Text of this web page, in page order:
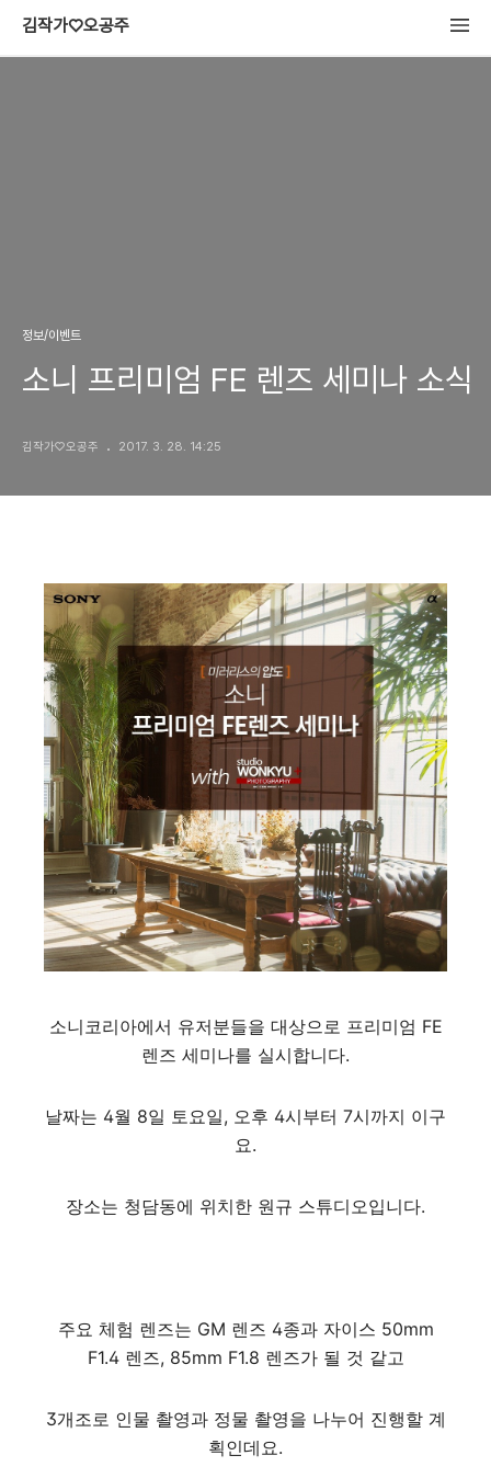
김작가♡오공주
정보/이벤트
소니 프리미엄 FE 렌즈 세미나 소식
김작가♡오공주 2017. 3. 28. 14:25
소니코리아에서 유저분들을 대상으로 프리미엄 FE
렌즈 세미나를 실시합니다.
날짜는 4월 8일 토요일, 오후 4시부터 7시까지 이구
요.
장소는 청담동에 위치한 원규 스튜디오입니다.
주요 체험 렌즈는 GM 렌즈 4종과 자이스 50mm
F1.4 렌즈, 85mm F1.8 렌즈가 될 것 같고
3개조로 인물 촬영과 정물 촬영을 나누어 진행할 계
획인데요.